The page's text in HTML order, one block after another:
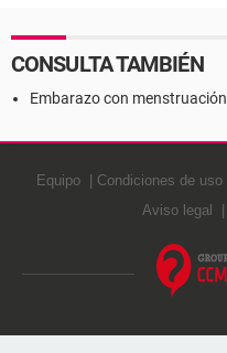
CONSULTA TAMBIÉN
Embarazo con menstruación
Equipo Condiciones de uso
Aviso legal